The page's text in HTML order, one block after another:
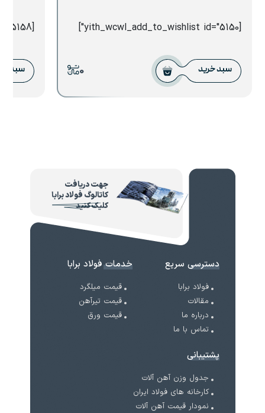
[yith_wcwl_add_to_wishlist id="5150"]
سبد خرید 0
[yith_wcwl_add_to_wishlist id="5158"]
سبد
جهت دریافت
کاتالوگ فولاد برابا
کلیک کنید
دسترسی سریع
فولاد برابا
مقالات
درباره ما
تماس با ما
خدمات فولاد برابا
قیمت میلگرد
قیمت تیرآهن
قیمت ورق
پشتیبانی
جدول وزن آهن آلات
کارخانه های فولاد ایران
نمودار قیمت آهن آلات